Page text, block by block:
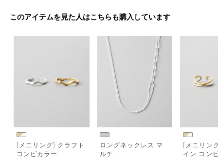
このアイテムを見た人はこちらも購入しています
[メニリング] クラフト
コンビカラー
ロングネックレス マ
ルチ
[メニリン
イン コン